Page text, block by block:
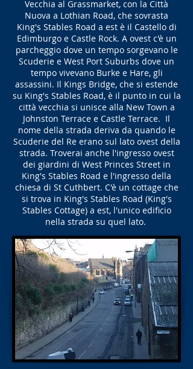
Vecchia al Grassmarket, con la Città
Nuova a Lothian Road, che sovrasta
King's Stables Road a est è il Castello di
Edimburgo e Castle Rock. A ovest c'è un
parcheggio dove un tempo sorgevano le
Scuderie e West Port Suburbs dove un
tempo vivevano Burke e Hare, gli
assassini. Il Kings Bridge, che si estende
su King's Stables Road, è il punto in cui la
città vecchia si unisce alla New Town a
Johnston Terrace e Castle Terrace. Il
nome della strada deriva da quando le
Scuderie del Re erano sul lato ovest della
strada. Troverai anche l'ingresso ovest
dei giardini di West Princes Street in
King's Stables Road e l'ingresso della
chiesa di St Cuthbert. C'è un cottage che
si trova in King's Stables Road (King's
Stables Cottage) a est, l'unico edificio
nella strada su quel lato.